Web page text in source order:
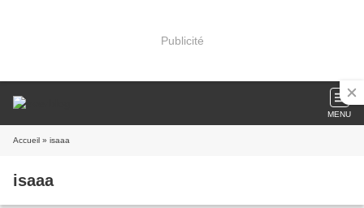
Publicité
MENU
Accueil » isaaa
isaaa